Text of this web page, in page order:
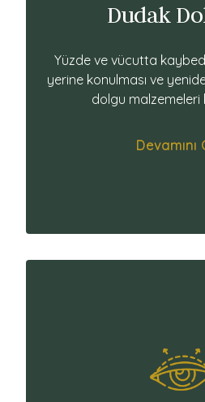
Dudak
Yüzde ve vücutta
yerine konulması ve
dolgu malzemeleri
Devamını